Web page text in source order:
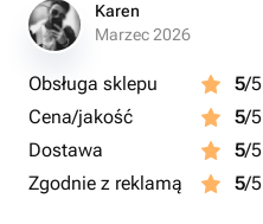
Karen
Marzec 2026
Obsługa sklepu 5/5
Cena/jakość
5/5
Dostawa
5/5
Zgodnie z reklamą
5/5